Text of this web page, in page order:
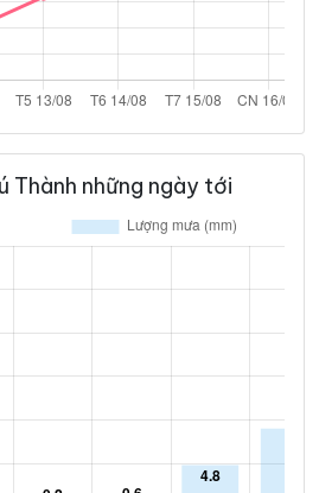
Thành những ngày tới